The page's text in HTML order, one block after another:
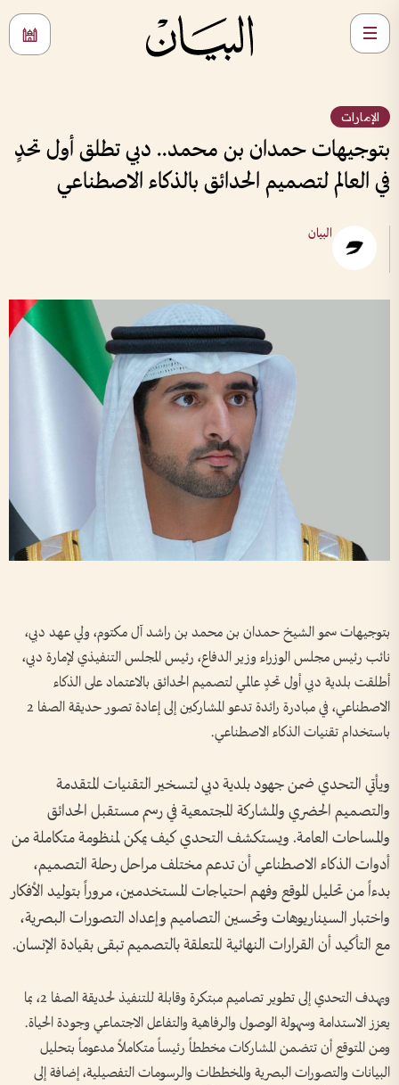
الإمارات
بتوجيهات حمدان بن محمد.. دبي تطلق أول تحدٍ
في العالم لتصميم الحدائق بالذكاء الاصطناعي
البيان
بتوجيهات سمو الشيخ حمدان بن محمد بن راشد آل مكتوم، ولي عهد دبي،
نائب رئيس مجلس الوزراء وزير الدفاع، رئيس المجلس التنفيذي لإمارة دبي،
أطلقت بلدية دبي أول تحدٍ عالمي لتصميم الحدائق بالاعتماد على الذكاء
الاصطناعي، في مبادرة رائدة تدعو المشاركين إلى إعادة تصور حديقة الصفا 2
باستخدام تقنيات الذكاء الاصطناعي.
ويأتي التحدي ضمن جهود بلدية دبي لتسخير التقنيات المتقدمة
والتصميم الحضري والمشاركة المجتمعية في رسم مستقبل الحدائق
والمساحات العامة. ويستكشف التحدي كيف يمكن لمنظومة متكاملة من
أدوات الذكاء الاصطناعي أن تدعم مختلف مراحل رحلة التصميم،
بدءاً من تحليل الموقع وفهم احتياجات المستخدمين، مروراً بتوليد الأفكار
واختبار السيناريوهات وتحسين التصاميم وإعداد التصورات البصرية،
مع التأكيد أن القرارات النهائية المتعلقة بالتصميم تبقى بقيادة الإنسان.
ويهدف التحدي إلى تطوير تصاميم مبتكرة وقابلة للتنفيذ لحديقة الصفا 2، بما
يعزز الاستدامة وسهولة الوصول والرفاهية والتفاعل الاجتماعي وجودة الحياة.
ومن المتوقع أن تتضمن المشاركات مخططاً رئيساً متكاملاً مدعوماً بتحليل
البيانات والتصورات البصرية والمخططات والرسومات التفصيلية، إضافة إلى